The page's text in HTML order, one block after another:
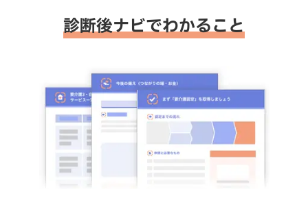
診断後ナビでわかること